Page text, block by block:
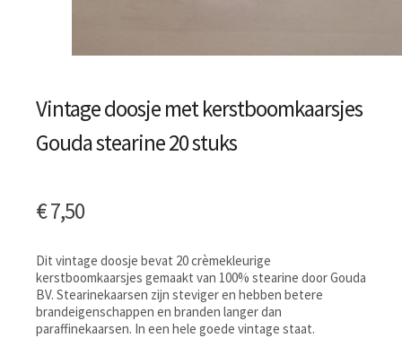
Vintage doosje met kerstboomkaarsjes
Gouda stearine 20 stuks
€7,50
Dit vintage doosje bevat 20 crèmekleurige
kerstboomkaarsjes gemaakt van 100% stearine door Gouda
BV. Stearinekaarsen zijn steviger en hebben betere
brandeigenschappen en branden langer dan
paraffinekaarsen. In een hele goede vintage staat.